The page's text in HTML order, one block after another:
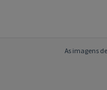
As imagens